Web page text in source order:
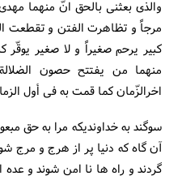
والذی بعثنی بالحق انّ منهما
مرجاً و تظاهرت الفتن و تقطعت
کبیر یرحم صغیراً و لا صغیر یوقّر
منهما من یفتتح حصون
اخرالزّمان کما قمت به فى أول
سوگند به خداوندیکه مرا به حق
آن گاه که دنیا پر از هرج و مرج
گردند و راه ها نا امن شوند و